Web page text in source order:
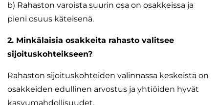
b) Rahaston varoista suurin osa on osakkeissa ja
pieni osuus käteisenä.
2. Minkälaisia osakkeita rahasto valitsee
sijoituskohteikseen?
Rahaston sijoituskohteiden valinnassa keskeistä on
osakkeiden edullinen arvostus ja yhtiöiden hyvät
kasvumahdollisuudet.